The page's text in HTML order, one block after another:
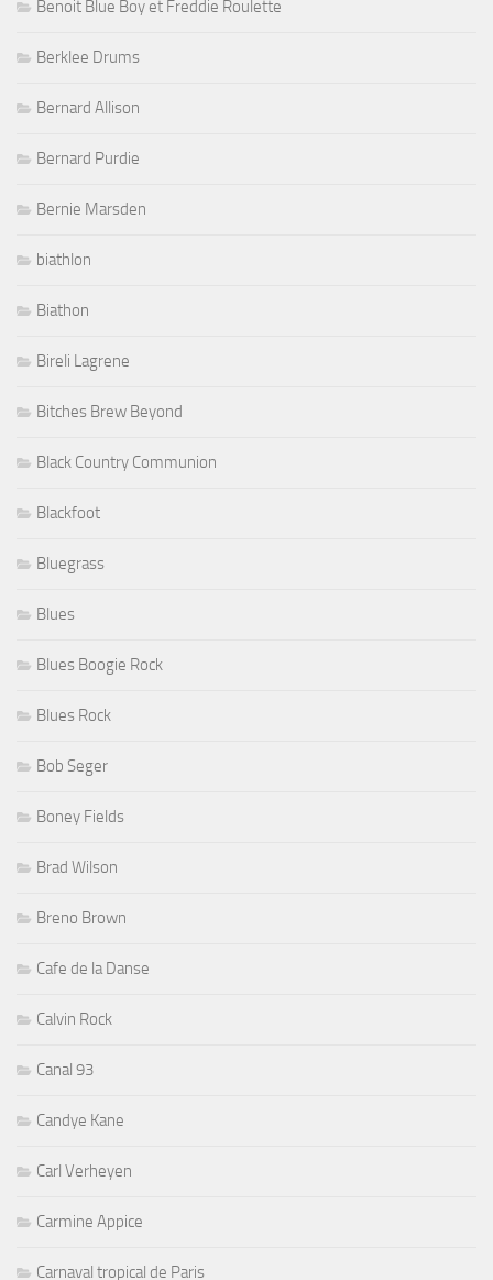
Benoit Blue Boy et Freddie Roulette
Berklee Drums
Bernard Allison
Bernard Purdie
Bernie Marsden
biathlon
Biathon
Bireli Lagrene
Bitches Brew Beyond
Black Country Communion
Blackfoot
Bluegrass
Blues
Blues Boogie Rock
Blues Rock
Bob Seger
Boney Fields
Brad Wilson
Breno Brown
Cafe de la Danse
Calvin Rock
Canal 93
Candye Kane
Carl Verheyen
Carmine Appice
Carnaval tropical de Paris